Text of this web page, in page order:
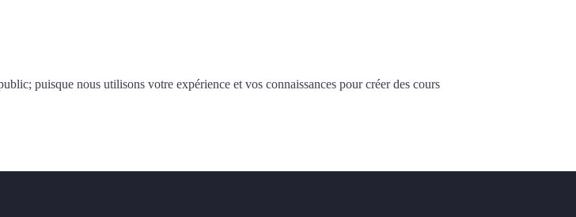
puisque nous utilisons votre expérience et vos connaissances pour créer des cours